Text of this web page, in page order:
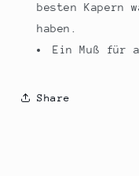
besten Kapern
haben.
Ein Muß für
Share